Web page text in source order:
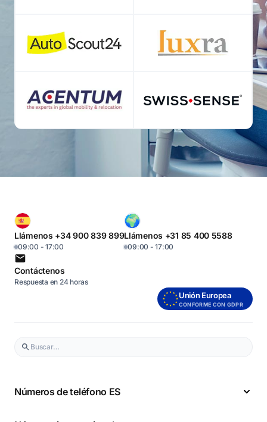
Llámenos +34 900 839 899
09:00 - 17:00
Llámenos +31 85 400 5588
09:00 - 17:00
Contáctenos
Respuesta en 24 horas
Unión Europea
CONFORME CON GDPR
Números de teléfono ES